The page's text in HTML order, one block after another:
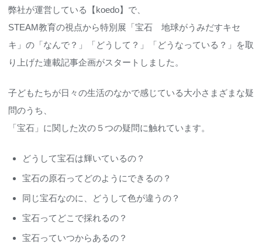
弊社が運営している【koedo】で、
STEAM教育の視点から特別展「宝石 地球がうみだすキセ
キ」の「なんで？」「どうして？」「どうなっている？」を取
り上げた連載記事企画がスタートしました。
子どもたちが日々の生活のなかで感じている大小さまざまな疑
問のうち、
「宝石」に関した次の５つの疑問に触れています。
どうして宝石は輝いているの？
宝石の原石ってどのようにできるの？
同じ宝石なのに、どうして色が違うの？
宝石ってどこで採れるの？
宝石っていつからあるの？